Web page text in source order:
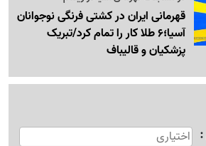
قهرمانی ایران در کشتی فرنگی نوجوانان
آسیا؛6 طلا کار را تمام کرد/تبریک
پزشکیان و قالیباف